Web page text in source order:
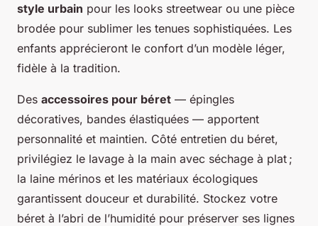
style urbain pour les looks streetwear ou une pièce
brodée pour sublimer les tenues sophistiquées. Les
enfants apprécieront le confort d’un modèle léger,
fidèle à la tradition.
Des accessoires pour béret — épingles
décoratives, bandes élastiquées — apportent
personnalité et maintien. Côté entretien du béret,
privilégiez le lavage à la main avec séchage à plat ;
la laine mérinos et les matériaux écologiques
garantissent douceur et durabilité. Stockez votre
béret à l’abri de l’humidité pour préserver ses lignes